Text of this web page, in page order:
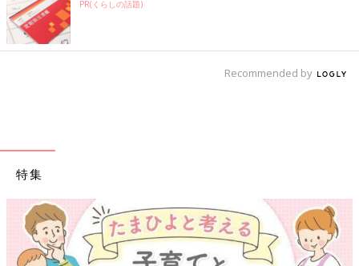
PR(くらしの話題)
Recommended by
特集